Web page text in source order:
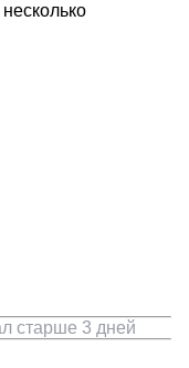
старше 3 дней